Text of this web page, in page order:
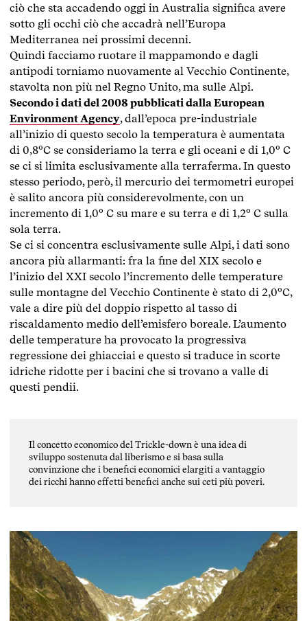
ciò che sta accadendo oggi in Australia significa avere
sotto gli occhi ciò che accadrà nell’Europa
Mediterranea nei prossimi decenni.
Quindi facciamo ruotare il mappamondo e dagli
antipodi torniamo nuovamente al Vecchio Continente,
stavolta non più nel Regno Unito, ma sulle Alpi.
Secondo i dati del 2008 pubblicati dalla European
Environment Agency, dall’epoca pre-industriale
all’inizio di questo secolo la temperatura è aumentata
di 0,8°C se consideriamo la terra e gli oceani e di 1,0° C
se ci si limita esclusivamente alla terraferma. In questo
stesso periodo, però, il mercurio dei termometri europei
è salito ancora più considerevolmente, con un
incremento di 1,0° C su mare e su terra e di 1,2° C sulla
sola terra.
Se ci si concentra esclusivamente sulle Alpi, i dati sono
ancora più allarmanti: fra la fine del XIX secolo e
l’inizio del XXI secolo l’incremento delle temperature
sulle montagne del Vecchio Continente è stato di 2,0°C,
vale a dire più del doppio rispetto al tasso di
riscaldamento medio dell’emisfero boreale. L’aumento
delle temperature ha provocato la progressiva
regressione dei ghiacciai e questo si traduce in scorte
idriche ridotte per i bacini che si trovano a valle di
questi pendii.​​​​​​​​​​​​​​
Il concetto economico del Trickle-down è una idea di
sviluppo sostenuta dal liberismo e si basa sulla
convinzione che i benefici economici elargiti a vantaggio
dei ricchi hanno effetti benefici anche sui ceti più poveri.